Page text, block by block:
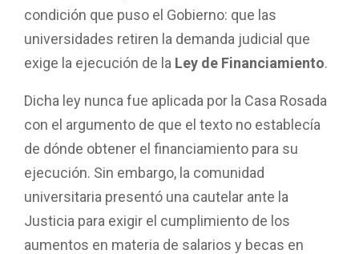
condición que puso el Gobierno: que las
universidades retiren la demanda judicial que
exige la ejecución de la Ley de Financiamiento.
Dicha ley nunca fue aplicada por la Casa Rosada
con el argumento de que el texto no establecía
de dónde obtener el financiamiento para su
ejecución. Sin embargo, la comunidad
universitaria presentó una cautelar ante la
Justicia para exigir el cumplimiento de los
aumentos en materia de salarios y becas en